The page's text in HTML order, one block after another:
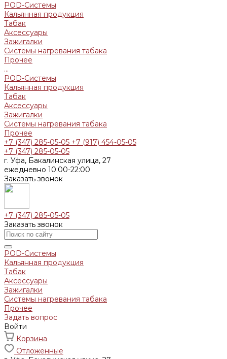
POD-Системы
Кальянная продукция
Табак
Аксессуары
Зажигалки
Системы нагревания табака
Прочее
...
POD-Системы
Кальянная продукция
Табак
Аксессуары
Зажигалки
Системы нагревания табака
Прочее
+7 (347) 285-05-05 +7 (917) 454-05-05
+7 (347) 285-05-05
г. Уфа, Бакалинская улица, 27
ежедневно 10:00-22:00
Заказать звонок
+7 (347) 285-05-05
Заказать звонок
POD-Системы
Кальянная продукция
Табак
Аксессуары
Зажигалки
Системы нагревания табака
Прочее
Задать вопрос
Войти
Корзина
Отложенные